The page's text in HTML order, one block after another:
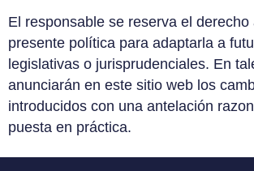
El responsable se reserva el
presente política para adaptarla a
legislativas o jurisprudenciales. En
anunciarán en este sitio web los
introducidos con una antelación
puesta en práctica.